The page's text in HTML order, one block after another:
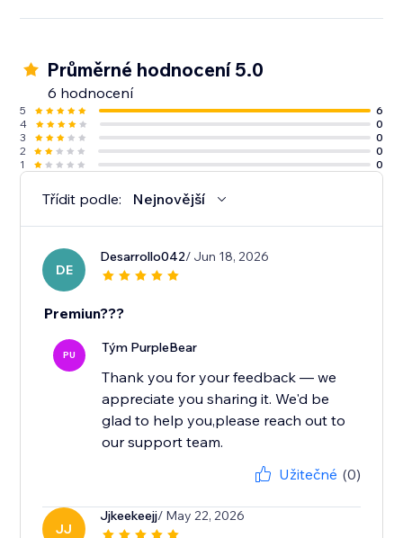
Průměrné hodnocení 5.0
6 hodnocení
5
6
4
0
3
0
2
0
1
0
Třídit podle: Nejnovější
DE
Desarrollo042/ Jun 18, 2026
Premiun???
PU Tým PurpleBear
Thank you for your feedback — we
appreciate you sharing it. We'd be
glad to help you,please reach out to
our support team.
Užitečné (0)
JJ
Jjkeekeejj/ May 22, 2026